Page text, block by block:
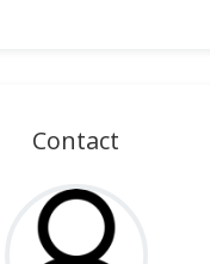
Contact